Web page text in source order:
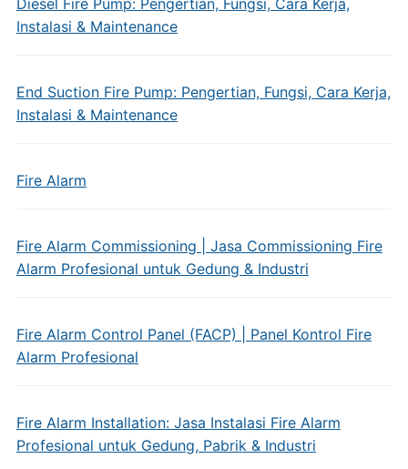
Diesel Fire Pump: Pengertian, Fungsi, Cara Kerja,
Instalasi & Maintenance
End Suction Fire Pump: Pengertian, Fungsi, Cara Kerja,
Instalasi & Maintenance
Fire Alarm
Fire Alarm Commissioning | Jasa Commissioning Fire
Alarm Profesional untuk Gedung & Industri
Fire Alarm Control Panel (FACP) | Panel Kontrol Fire
Alarm Profesional
Fire Alarm Installation: Jasa Instalasi Fire Alarm
Profesional untuk Gedung, Pabrik & Industri